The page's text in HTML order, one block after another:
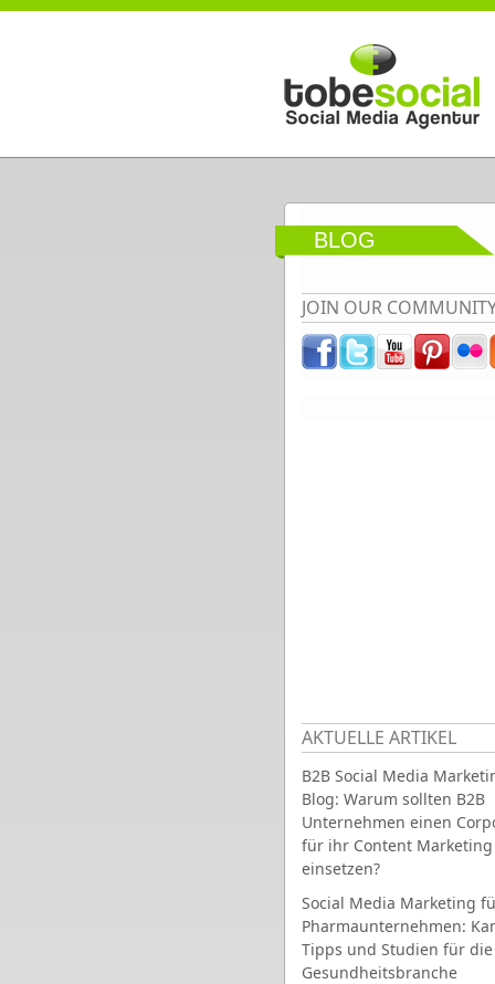
Direkt zum Inhalt
BLOG
JOIN OUR
AKTUELLE ARTIKEL
B2B Social Media
Blog: Warum sollten B2B
Unternehmen einen
für ihr Content Marketing
einsetzen?
Social Media Marketing
Pharmaunternehmen:
Tipps und Studien für die
Gesundheitsbranche